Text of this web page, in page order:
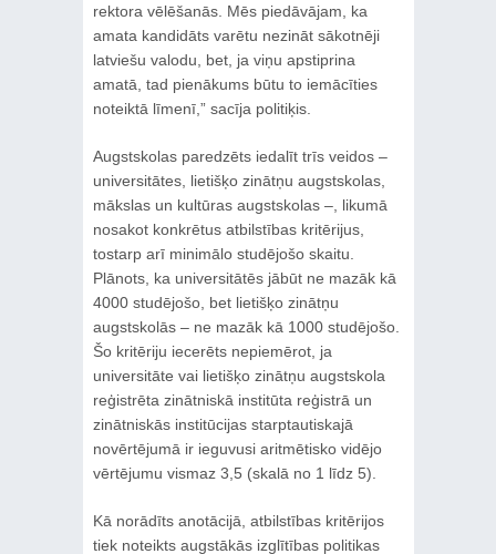
rektora vēlēšanās. Mēs piedāvājam, ka
amata kandidāts varētu nezināt sākotnēji
latviešu valodu, bet, ja viņu apstiprina
amatā, tad pienākums būtu to iemācīties
noteiktā līmenī,” sacīja politiķis.
Augstskolas paredzēts iedalīt trīs veidos –
universitātes, lietišķo zinātņu augstskolas,
mākslas un kultūras augstskolas –, likumā
nosakot konkrētus atbilstības kritērijus,
tostarp arī minimālo studējošo skaitu.
Plānots, ka universitātēs jābūt ne mazāk kā
4000 studējošo, bet lietišķo zinātņu
augstskolās – ne mazāk kā 1000 studējošo.
Šo kritēriju iecerēts nepiemērot, ja
universitāte vai lietišķo zinātņu augstskola
reģistrēta zinātniskā institūta reģistrā un
zinātniskās institūcijas starptautiskajā
novērtējumā ir ieguvusi aritmētisko vidējo
vērtējumu vismaz 3,5 (skalā no 1 līdz 5).
Kā norādīts anotācijā, atbilstības kritērijos
tiek noteikts augstākās izglītības politikas